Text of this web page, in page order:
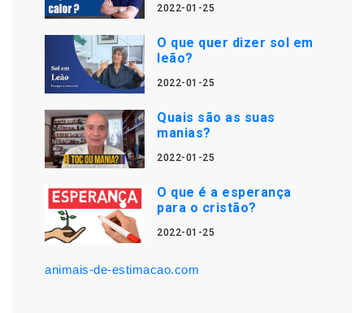
2022-01-25
O que quer dizer sol em
leão?
2022-01-25
Quais são as suas
manias?
2022-01-25
O que é a esperança
para o cristão?
2022-01-25
animais-de-estimacao.com